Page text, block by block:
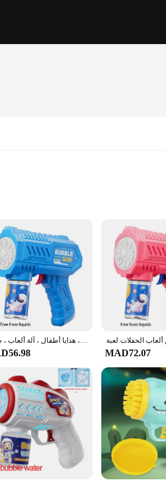
high-quality, durable plastic, ensuring it can
the eyes from any debris that may be
providing a spectacular visual display
gravity, and the principles of flight. The
bulk, this set is accessible for all types of
مسدس فقاعات كهربائي أحادي القرن ، منفاخ صابون أوتوماتيكي مع أضواء ، ألعاب حفلات خارجية ، هدايا أطفال ، آلة ألعاب ، صيف
MAD72.07